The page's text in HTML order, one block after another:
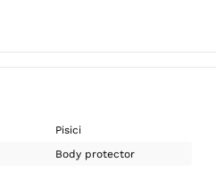
Pisici
Body protector